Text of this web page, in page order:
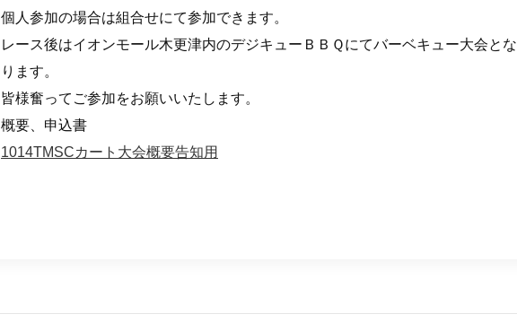
個人参加の場合は組合せにて参加できます。
レース後はイオンモール木更津内のデジキューＢＢＱにてバーベキュー大会とな
ります。
皆様奮ってご参加をお願いいたします。
概要、申込書
1014TMSCカート大会概要告知用